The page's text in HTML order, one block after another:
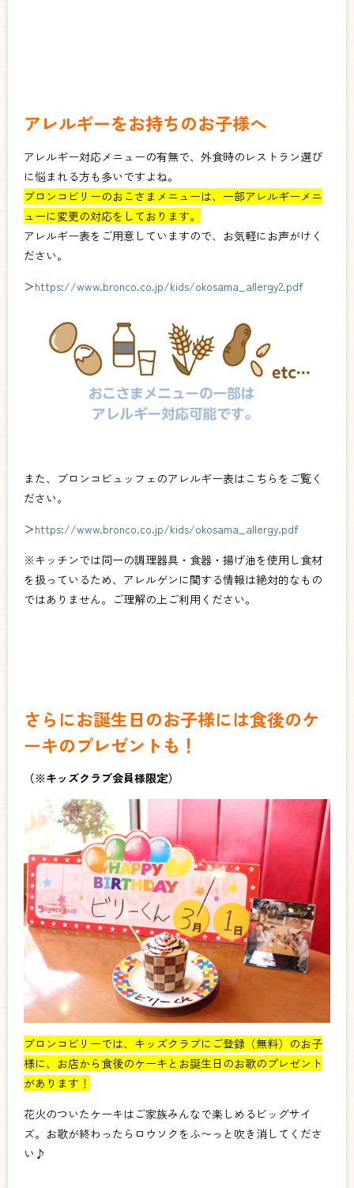
アレルギーをお持ちのお子様へ
アレルギー対応メニューの有無で、外食時のレストラン選び
に悩まれる方も多いですよね。
ブロンコビリーのおこさまメニューは、一部アレルギーメニ
ューに変更の対応をしております。
アレルギー表をご用意していますので、お気軽にお声がけく
ださい。
＞https://www.bronco.co.jp/kids/okosama_allergy2.pdf
また、ブロンコビュッフェのアレルギー表はこちらをご覧く
ださい。
＞https://www.bronco.co.jp/kids/okosama_allergy.pdf
※キッチンでは同一の調理器具・食器・揚げ油を使用し食材
を扱っているため、アレルゲンに関する情報は絶対的なもの
ではありません。ご理解の上ご利用ください。
さらにお誕生日のお子様には食後のケ
ーキのプレゼントも！
（※キッズクラブ会員様限定）
ブロンコビリーでは、キッズクラブにご登録（無料）のお子
様に、お店から食後のケーキとお誕生日のお歌のプレゼント
があります！
花火のついたケーキはご家族みんなで楽しめるビッグサイ
ズ。お歌が終わったらロウソクをふ〜っと吹き消してくださ
い♪